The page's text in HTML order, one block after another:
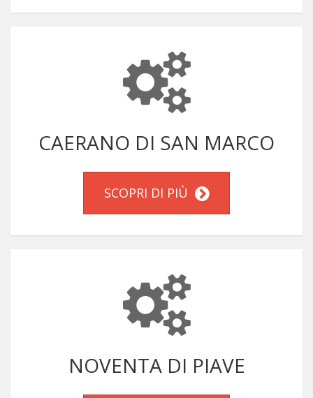
CAERANO DI SAN MARCO
SCOPRI DI PIÙ
NOVENTA DI PIAVE